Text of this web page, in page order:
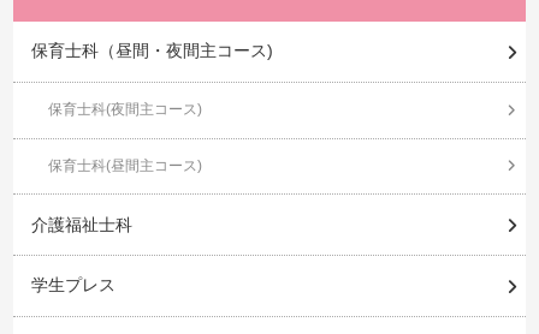
保育士科（昼間・夜間主コース)
保育士科(夜間主コース)
保育士科(昼間主コース)
介護福祉士科
学生プレス